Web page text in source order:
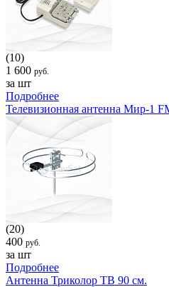
(10)
1 600 руб.
за шт
Подробнее
Телевизионная антенна Мир-1
(20)
400 руб.
за шт
Подробнее
Антенна Триколор ТВ 90 см.